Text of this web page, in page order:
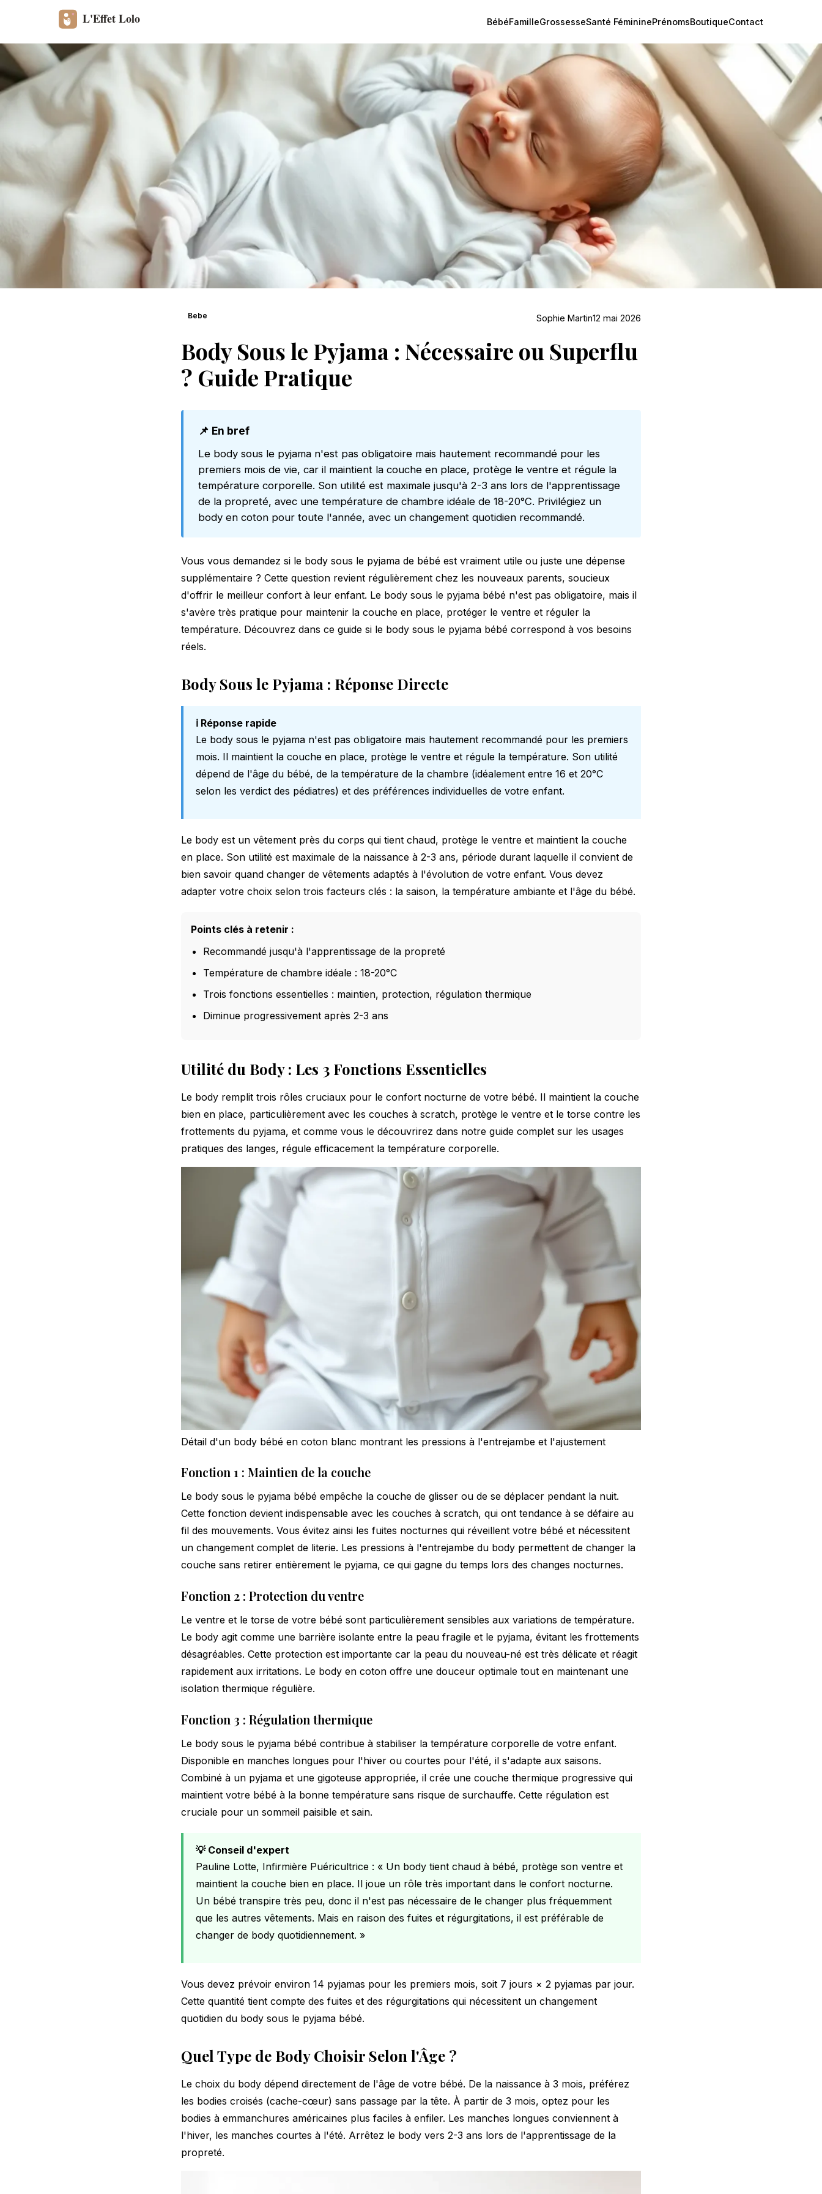
BébéFamilleGrossesseSanté FémininePrénomsBoutiqueContact
Bebe Sophie Martin12 mai 2026
Body Sous le Pyjama : Nécessaire ou Superflu
? Guide Pratique
📌 En bref
Le body sous le pyjama n'est pas obligatoire mais hautement recommandé pour les
premiers mois de vie, car il maintient la couche en place, protège le ventre et régule la
température corporelle. Son utilité est maximale jusqu'à 2-3 ans lors de l'apprentissage
de la propreté, avec une température de chambre idéale de 18-20°C. Privilégiez un
body en coton pour toute l'année, avec un changement quotidien recommandé.
Vous vous demandez si le body sous le pyjama de bébé est vraiment utile ou juste une dépense
supplémentaire ? Cette question revient régulièrement chez les nouveaux parents, soucieux
d'offrir le meilleur confort à leur enfant. Le body sous le pyjama bébé n'est pas obligatoire, mais il
s'avère très pratique pour maintenir la couche en place, protéger le ventre et réguler la
température. Découvrez dans ce guide si le body sous le pyjama bébé correspond à vos besoins
réels.
Body Sous le Pyjama : Réponse Directe
ℹ️ Réponse rapide
Le body sous le pyjama n'est pas obligatoire mais hautement recommandé pour les premiers
mois. Il maintient la couche en place, protège le ventre et régule la température. Son utilité
dépend de l'âge du bébé, de la température de la chambre (idéalement entre 16 et 20°C
selon les verdict des pédiatres) et des préférences individuelles de votre enfant.
Le body est un vêtement près du corps qui tient chaud, protège le ventre et maintient la couche
en place. Son utilité est maximale de la naissance à 2-3 ans, période durant laquelle il convient de
bien savoir quand changer de vêtements adaptés à l'évolution de votre enfant. Vous devez
adapter votre choix selon trois facteurs clés : la saison, la température ambiante et l'âge du bébé.
Points clés à retenir :
Recommandé jusqu'à l'apprentissage de la propreté
Température de chambre idéale : 18-20°C
Trois fonctions essentielles : maintien, protection, régulation thermique
Diminue progressivement après 2-3 ans
Utilité du Body : Les 3 Fonctions Essentielles
Le body remplit trois rôles cruciaux pour le confort nocturne de votre bébé. Il maintient la couche
bien en place, particulièrement avec les couches à scratch, protège le ventre et le torse contre les
frottements du pyjama, et comme vous le découvrirez dans notre guide complet sur les usages
pratiques des langes, régule efficacement la température corporelle.
Détail d'un body bébé en coton blanc montrant les pressions à l'entrejambe et l'ajustement
Fonction 1 : Maintien de la couche
Le body sous le pyjama bébé empêche la couche de glisser ou de se déplacer pendant la nuit.
Cette fonction devient indispensable avec les couches à scratch, qui ont tendance à se défaire au
fil des mouvements. Vous évitez ainsi les fuites nocturnes qui réveillent votre bébé et nécessitent
un changement complet de literie. Les pressions à l'entrejambe du body permettent de changer la
couche sans retirer entièrement le pyjama, ce qui gagne du temps lors des changes nocturnes.
Fonction 2 : Protection du ventre
Le ventre et le torse de votre bébé sont particulièrement sensibles aux variations de température.
Le body agit comme une barrière isolante entre la peau fragile et le pyjama, évitant les frottements
désagréables. Cette protection est importante car la peau du nouveau-né est très délicate et réagit
rapidement aux irritations. Le body en coton offre une douceur optimale tout en maintenant une
isolation thermique régulière.
Fonction 3 : Régulation thermique
Le body sous le pyjama bébé contribue à stabiliser la température corporelle de votre enfant.
Disponible en manches longues pour l'hiver ou courtes pour l'été, il s'adapte aux saisons.
Combiné à un pyjama et une gigoteuse appropriée, il crée une couche thermique progressive qui
maintient votre bébé à la bonne température sans risque de surchauffe. Cette régulation est
cruciale pour un sommeil paisible et sain.
💡 Conseil d'expert
Pauline Lotte, Infirmière Puéricultrice : « Un body tient chaud à bébé, protège son ventre et
maintient la couche bien en place. Il joue un rôle très important dans le confort nocturne.
Un bébé transpire très peu, donc il n'est pas nécessaire de le changer plus fréquemment
que les autres vêtements. Mais en raison des fuites et régurgitations, il est préférable de
changer de body quotidiennement. »
Vous devez prévoir environ 14 pyjamas pour les premiers mois, soit 7 jours × 2 pyjamas par jour.
Cette quantité tient compte des fuites et des régurgitations qui nécessitent un changement
quotidien du body sous le pyjama bébé.
Quel Type de Body Choisir Selon l'Âge ?
Le choix du body dépend directement de l'âge de votre bébé. De la naissance à 3 mois, préférez
les bodies croisés (cache-cœur) sans passage par la tête. À partir de 3 mois, optez pour les
bodies à emmanchures américaines plus faciles à enfiler. Les manches longues conviennent à
l'hiver, les manches courtes à l'été. Arrêtez le body vers 2-3 ans lors de l'apprentissage de la
propreté.